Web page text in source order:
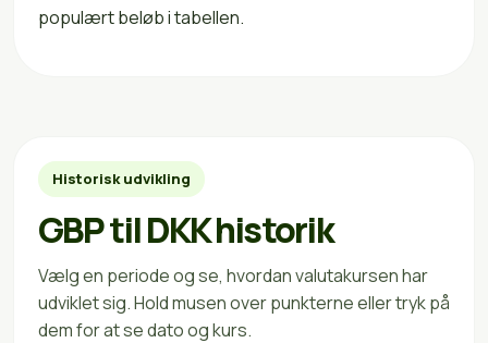
populært beløb i tabellen.
Historisk udvikling
GBP til DKK historik
Vælg en periode og se, hvordan valutakursen har
udviklet sig. Hold musen over punkterne eller tryk på
dem for at se dato og kurs.